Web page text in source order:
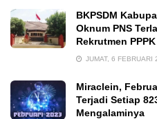
BKPSDM
Oknum PNS
Rekrutmen PPPK
JUMAT, 6 FEBRUARI
Miraclein,
Terjadi Setiap
Mengalaminya